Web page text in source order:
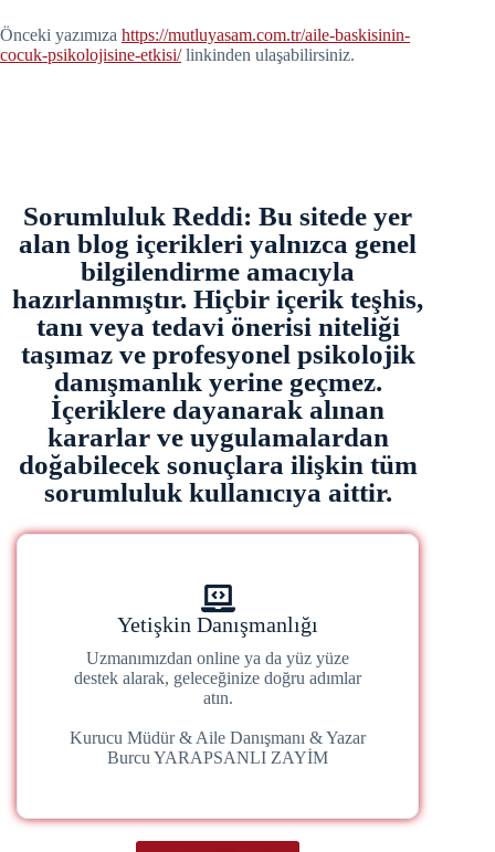
Önceki yazımıza https://mutluyasam.com.tr/aile-baskisinin-
cocuk-psikolojisine-etkisi/linkinden ulaşabilirsiniz.
Sorumluluk Reddi: Bu sitede yer
alan blog içerikleri yalnızca genel
bilgilendirme amacıyla
hazırlanmıştır. Hiçbir içerik teşhis,
tanı veya tedavi önerisi niteliği
taşımaz ve profesyonel psikolojik
danışmanlık yerine geçmez.
İçeriklere dayanarak alınan
kararlar ve uygulamalardan
doğabilecek sonuçlara ilişkin tüm
sorumluluk kullanıcıya aittir.
Yetişkin Danışmanlığı
Uzmanımızdan online ya da yüz yüze
destek alarak, geleceğinize doğru adımlar
atın.
Kurucu Müdür & Aile Danışmanı & Yazar
Burcu YARAPSANLI ZAYİM